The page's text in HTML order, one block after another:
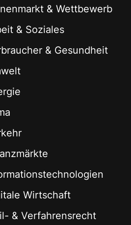
& Wettbewerb
& Soziales
& Gesundheit
Wirtschaft
& Verfahrensrecht